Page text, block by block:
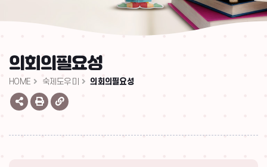
의회의필요성
HOME 숙제도우미 의회의필요성